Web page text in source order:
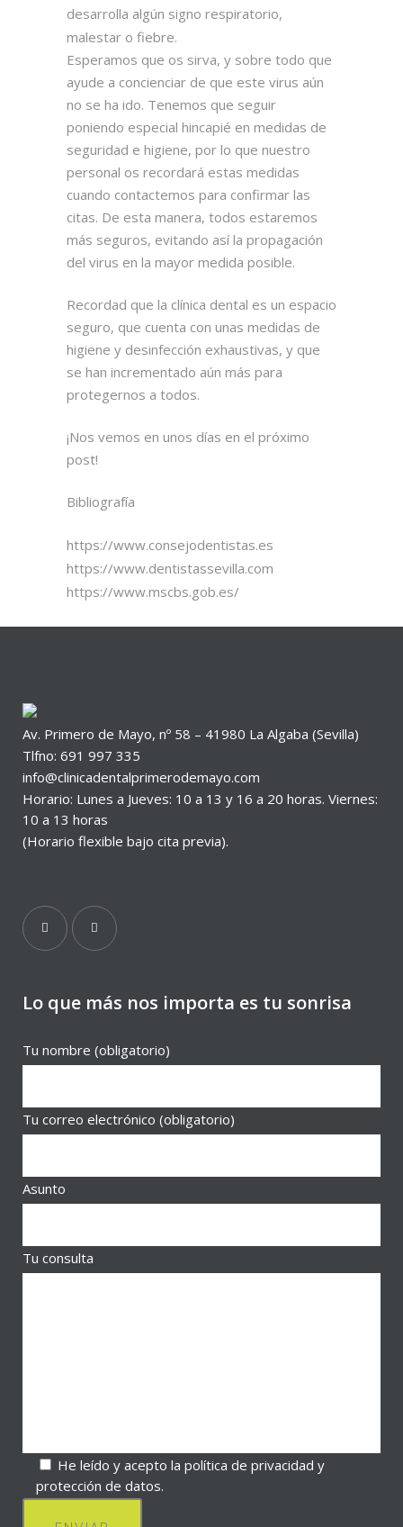
desarrolla algún signo respiratorio,
malestar o fiebre.
Esperamos que os sirva, y sobre todo que
ayude a concienciar de que este virus aún
no se ha ido. Tenemos que seguir
poniendo especial hincapié en medidas de
seguridad e higiene, por lo que nuestro
personal os recordará estas medidas
cuando contactemos para confirmar las
citas. De esta manera, todos estaremos
más seguros, evitando así la propagación
del virus en la mayor medida posible.
Recordad que la clínica dental es un espacio
seguro, que cuenta con unas medidas de
higiene y desinfección exhaustivas, y que
se han incrementado aún más para
protegernos a todos.
¡Nos vemos en unos días en el próximo
post!
Bibliografía
https://www.consejodentistas.es
https://www.dentistassevilla.com
https://www.mscbs.gob.es/
Av. Primero de Mayo, nº 58 – 41980 La Algaba (Sevilla)
Tlfno: 691 997 335
info@clinicadentalprimerodemayo.com
Horario: Lunes a Jueves: 10 a 13 y 16 a 20 horas. Viernes:
10 a 13 horas
(Horario flexible bajo cita previa).
Lo que más nos importa es tu sonrisa
Tu nombre (obligatorio)
Tu correo electrónico (obligatorio)
Asunto
Tu consulta
He leído y acepto la política de privacidad y
protección de datos.